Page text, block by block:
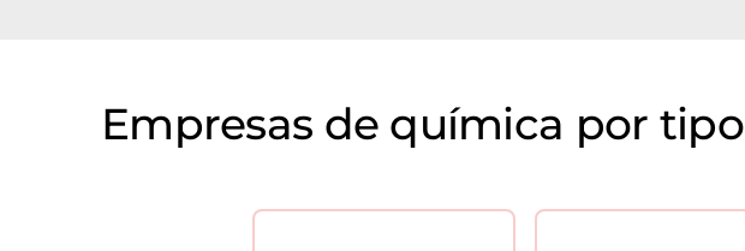
Empresas de química por tipo